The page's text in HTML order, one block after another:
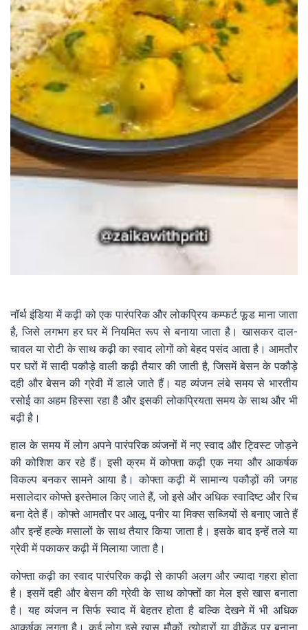
नॉर्थ इंडिया में कढ़ी को एक पारंपरिक और लोकप्रिय कम्फर्ट फूड माना जाता
है, जिसे लगभग हर घर में नियमित रूप से बनाया जाता है। खासकर दाल-
चावल या रोटी के साथ कढ़ी का स्वाद लोगों को बेहद पसंद आता है। आमतौर
पर घरों में सादी पकौड़े वाली कढ़ी तैयार की जाती है, जिसमें बेसन के पकौड़े
दही और बेसन की ग्रेवी में डाले जाते हैं। यह व्यंजन लंबे समय से भारतीय
रसोई का अहम हिस्सा रहा है और इसकी लोकप्रियता समय के साथ और भी
बढ़ी है।
हाल के समय में लोग अपने पारंपरिक व्यंजनों में नए स्वाद और ट्विस्ट जोड़ने
की कोशिश कर रहे हैं। इसी क्रम में कोफ्ता कढ़ी एक नया और आकर्षक
विकल्प बनकर सामने आया है। कोफ्ता कढ़ी में सामान्य पकौड़ों की जगह
मसालेदार कोफ्ते इस्तेमाल किए जाते हैं, जो इसे और अधिक स्वादिष्ट और रिच
बना देते हैं। कोफ्ते आमतौर पर आलू, पनीर या मिक्स सब्जियों से बनाए जाते हैं
और इन्हें हल्के मसालों के साथ तैयार किया जाता है। इसके बाद इन्हें तले या
ग्रेवी में पकाकर कढ़ी में मिलाया जाता है।
कोफ्ता कढ़ी का स्वाद पारंपरिक कढ़ी से काफी अलग और ज्यादा गहरा होता
है। इसमें दही और बेसन की ग्रेवी के साथ कोफ्तों का मेल इसे खास बनाता
है। यह व्यंजन न सिर्फ स्वाद में बेहतर होता है बल्कि देखने में भी अधिक